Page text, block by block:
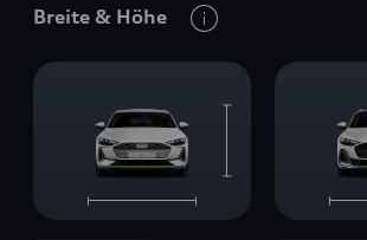
Breite & Höhe